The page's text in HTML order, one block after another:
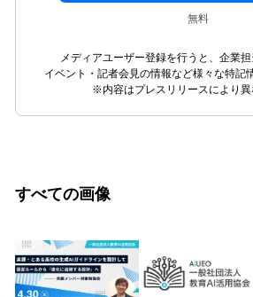
無料
メディアユーザー登録を行うと、企業担
イベント・記者会見の情報など様々な特記
※内容はプレスリリースにより異
すべての画像